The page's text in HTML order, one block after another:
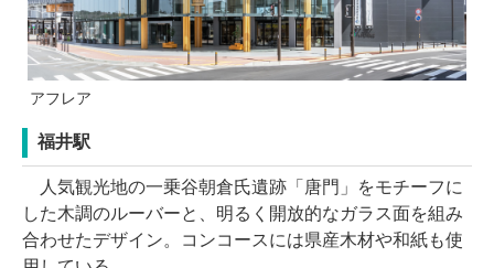
アフレア
福井駅
人気観光地の一乗谷朝倉氏遺跡「唐門」をモチーフに
した木調のルーバーと、明るく開放的なガラス面を組み
合わせたデザイン。コンコースには県産木材や和紙も使